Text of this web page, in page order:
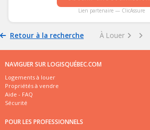
Lien partenaire — ClicAssure
Retour à la recherche À Louer
NAVIGUER SUR LOGISQUÉBEC.COM
Logements à louer
Propriétés à vendre
Aide - FAQ
Sécurité
POUR LES PROFESSIONNELS